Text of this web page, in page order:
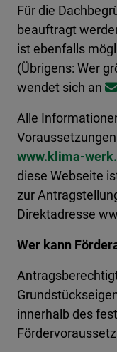
Für die
beauftragt
ist ebenfalls
(Übrigens: Wer
wendet sich an
Alle
www.klima-
diese Webseite
zur
Direktadresse
Wer kann
innerhalb des